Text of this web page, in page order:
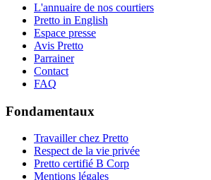
L'annuaire de nos courtiers
Pretto in English
Espace presse
Avis Pretto
Parrainer
Contact
FAQ
Fondamentaux
Travailler chez Pretto
Respect de la vie privée
Pretto certifié B Corp
Mentions légales